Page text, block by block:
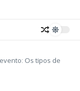
Os tipos de